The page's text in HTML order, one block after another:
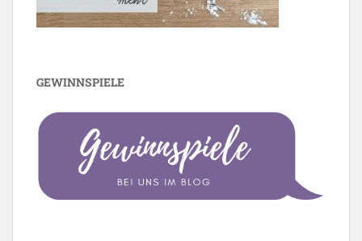
GEWINNSPIELE